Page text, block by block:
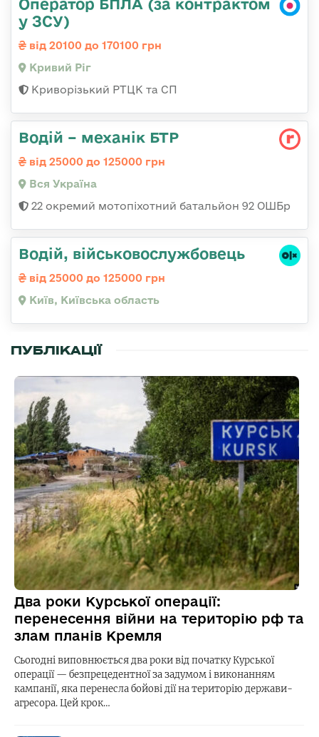
у ЗСУ)
від 20100 до 170100 грн
Кривий Ріг
Криворізький РТЦК та СП
Водій – механік БТР
від 25000 до 125000 грн
Вся Україна
22 окремий мотопіхотний батальйон 92 ОШБр
Водій, військовослужбовець
від 25000 до 125000 грн
Київ, Київська область
ПУБЛІКАЦІЇ
Два роки Курської операції:
перенесення війни на територію рф та
злам планів Кремля
Сьогодні виповнюється два роки від початку Курської
операції — безпрецедентної за задумом і виконанням
кампанії, яка перенесла бойові дії на територію держави-
агресора. Цей крок…